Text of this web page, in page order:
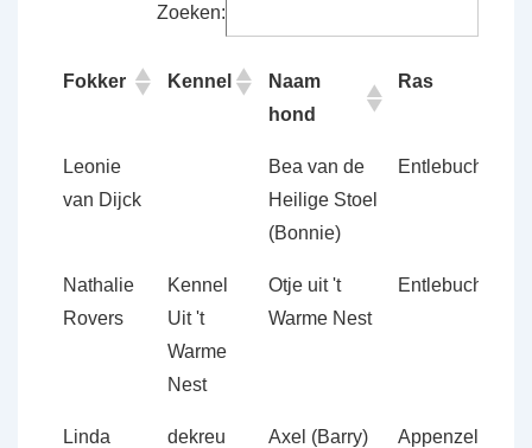
Zoeken:
Fokker Kennel
Naam
hond
Ras
Fokker
Naam
hond
Ras
Leonie
van Dijck
Bea van de
Heilige Stoel
(Bonnie)
Entlebucher
Nathalie
Rovers
Kennel
Uit 't
Warme
Nest
Otje uit 't
Warme Nest
Entlebucher
Linda
dekreu Axel (Barry) Appenzeller